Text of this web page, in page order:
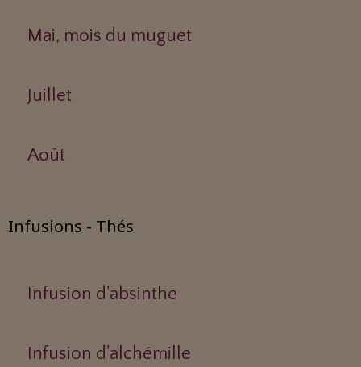
Mai, mois du muguet
Juillet
Août
Infusions - Thés
Infusion d'absinthe
Infusion d'alchémille